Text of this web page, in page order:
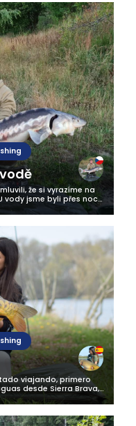
že si vyrazíme na
vody jsme byli přes noc.
že tato soukromá voda
viajando, primero
desde Sierra Brava,
más aguas que